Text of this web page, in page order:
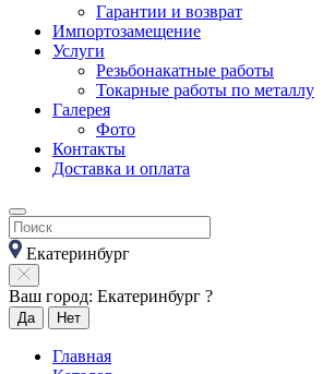
Гарантии и возврат
Импортозамещение
Услуги
Резьбонакатные работы
Токарные работы по металлу
Галерея
Фото
Контакты
Доставка и оплата
Екатеринбург
Ваш город: Екатеринбург ?
Да Нет
Главная